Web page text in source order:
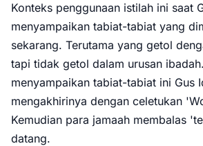
Konteks penggunaan istilah ini saat
menyampaikan tabiat-tabiat yang
sekarang. Terutama yang getol
tapi tidak getol dalam urusan
menyampaikan tabiat-tabiat ini Gus
mengakhirinya dengan celetukan
Kemudian para jamaah membalas
datang.